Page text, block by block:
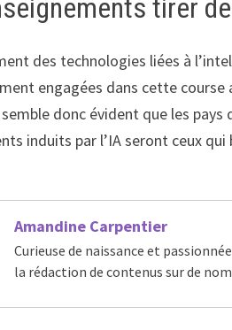
tirer
des technologies liées à
engagées dans cette
donc évident que les
induits par l’IA seront ceux
Amandine Carpentier
Curieuse de naissance et
la rédaction de contenus sur de